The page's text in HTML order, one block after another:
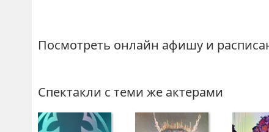
Посмотреть онлайн афишу и
Спектакли с теми же актерами